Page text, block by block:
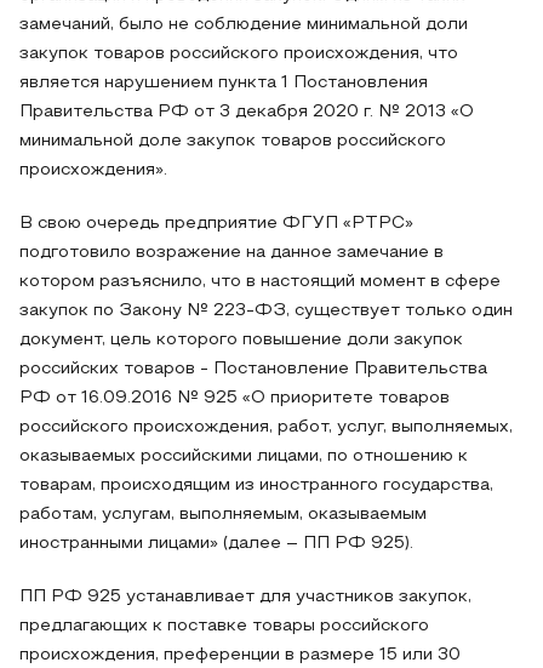
замечаний, было не соблюдение минимальной доли
закупок товаров российского происхождения, что
является нарушением пункта 1 Постановления
Правительства РФ от 3 декабря 2020 г. № 2013 «О
минимальной доле закупок товаров российского
происхождения».
В свою очередь предприятие ФГУП «РТРС»
подготовило возражение на данное замечание в
котором разъяснило, что в настоящий момент в сфере
закупок по Закону № 223-ФЗ, существует только один
документ, цель которого повышение доли закупок
российских товаров - Постановление Правительства
РФ от 16.09.2016 № 925 «О приоритете товаров
российского происхождения, работ, услуг, выполняемых,
оказываемых российскими лицами, по отношению к
товарам, происходящим из иностранного государства,
работам, услугам, выполняемым, оказываемым
иностранными лицами» (далее – ПП РФ 925).
ПП РФ 925 устанавливает для участников закупок,
предлагающих к поставке товары российского
происхождения, преференции в размере 15 или 30